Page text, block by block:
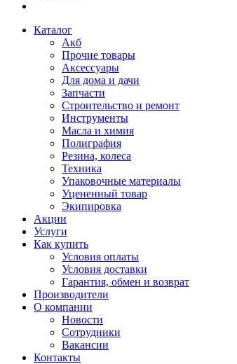
Каталог
Акб
Прочие товары
Аксессуары
Для дома и дачи
Запчасти
Строительство и ремонт
Инструменты
Масла и химия
Полиграфия
Резина, колеса
Техника
Упаковочные материалы
Уцененный товар
Экипировка
Акции
Услуги
Как купить
Условия оплаты
Условия доставки
Гарантия, обмен и возврат
Производители
О компании
Новости
Сотрудники
Вакансии
Контакты